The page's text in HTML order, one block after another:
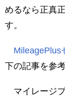
めるなら正真
す。
MileagePlus
下の記事を参
マイレージ